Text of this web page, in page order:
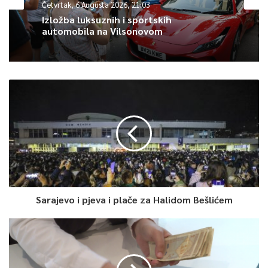
toplom prijemu.“
Četvrtak, 6 Augusta 2026, 21:03
Izložba luksuznih i sportskih
automobila na Vilsonovom
Sarajevo i pjeva i plače za Halidom Bešlićem